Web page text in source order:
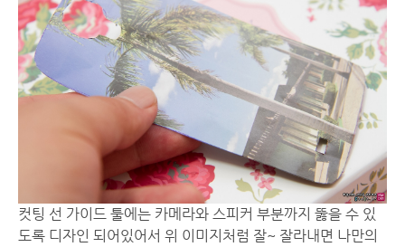
컷팅 선 가이드 툴에는 카메라와 스피커 부분까지 뚫을 수 있
도록 디자인 되어있어서 위 이미지처럼 잘~ 잘라내면 나만의